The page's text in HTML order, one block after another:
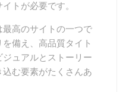
トが必要です。
高のサイトの一つで
備え、高品質タイト
ュアルとストーリー
む要素がたくさんあ